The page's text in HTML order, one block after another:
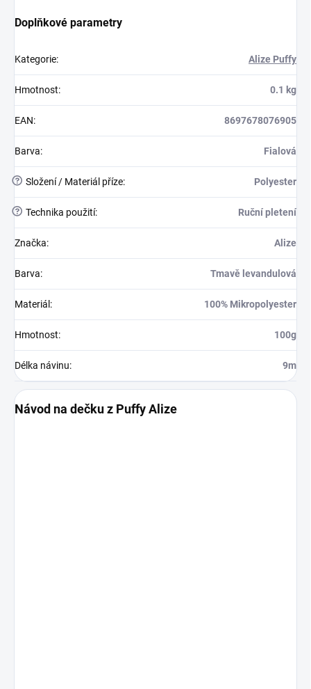
Doplňkové parametry
Kategorie: Alize Puffy
Hmotnost: 0.1 kg
EAN: 8697678076905
Barva: Fialová
? Složení / Materiál příze: Polyester
? Technika použití: Ruční pletení
Značka: Alize
Barva: Tmavě levandulová
Materiál : 100% Mikropolyester
Hmotnost: 100g
Délka návinu: 9m
Návod na dečku z Puffy Alize